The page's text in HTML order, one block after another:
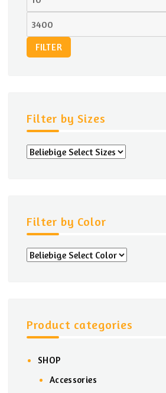
Preis
Max.
Preis
FILTER
Filter by Sizes
Filter by Color
Product categories
SHOP
Accessories